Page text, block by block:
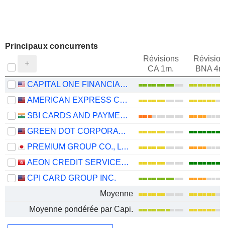
Principaux concurrents
Révisions
CA 1m.
BNA
CAPITAL ONE FINANCIAL CORPORATION
AMERICAN EXPRESS COMPANY
SBI CARDS AND PAYMENT SERVICES LIMITED
GREEN DOT CORPORATION
PREMIUM GROUP CO., LTD.
AEON CREDIT SERVICE (ASIA) COMPANY LIMITED
CPI CARD GROUP INC.
Moyenne
Moyenne pondérée par Capi.